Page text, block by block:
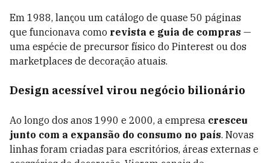
Em 1988, lançou um catálogo de quase 50 páginas
que funcionava como revista e guia de compras —
uma espécie de precursor físico do Pinterest ou dos
marketplaces de decoração atuais.
Design acessível virou negócio bilionário
Ao longo dos anos 1990 e 2000, a empresa cresceu
junto com a expansão do consumo no país. Novas
linhas foram criadas para escritórios, áreas externas e